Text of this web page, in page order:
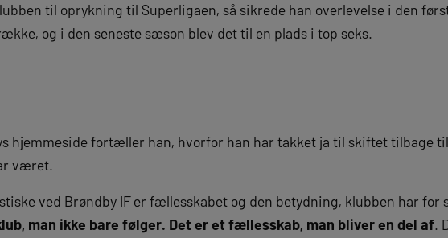
til oprykning til Superligaen, så sikrede han overlevelse i den
og i den seneste sæson blev det til en plads i top seks.
hjemmeside fortæller han, hvorfor han har takket ja til skiftet tilbage
været.
ved Brøndby IF er fællesskabet og den betydning, klubben har for
man ikke bare følger. Det er et fællesskab, man bliver en del af.